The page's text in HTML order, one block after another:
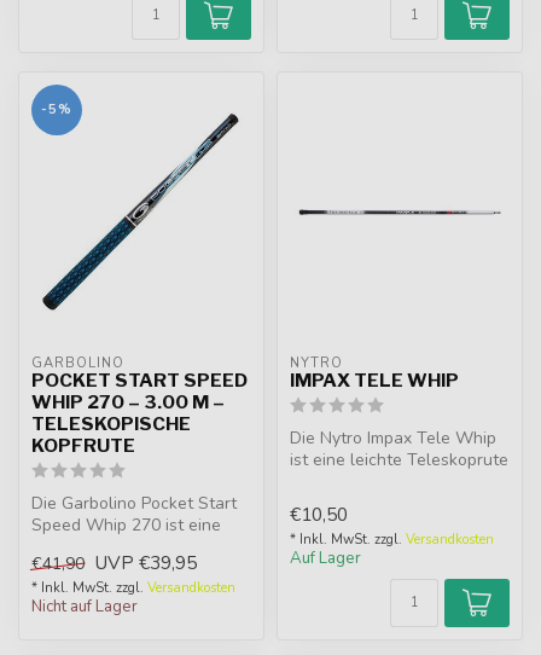
-5%
GARBOLINO
POCKET START SPEED
WHIP 270 – 3.00 M –
TELESKOPISCHE
KOPFRUTE
Die Garbolino Pocket Start
Speed Whip 270 ist eine
teleskop...
€41,90 UVP €39,95
* Inkl. MwSt. zzgl. Versandkosten
Nicht auf Lager
NYTRO
IMPAX TELE WHIP
Die Nytro Impax Tele Whip
ist eine leichte Teleskoprute
€10,50
* Inkl. MwSt. zzgl. Versandkosten
Auf Lager